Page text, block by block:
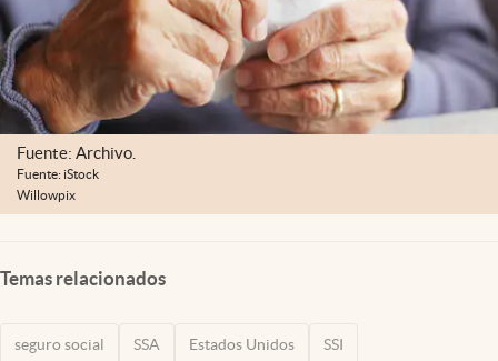
Fuente: Archivo.
Fuente: iStock
Willowpix
Temas relacionados
seguro social SSA Estados Unidos SSI